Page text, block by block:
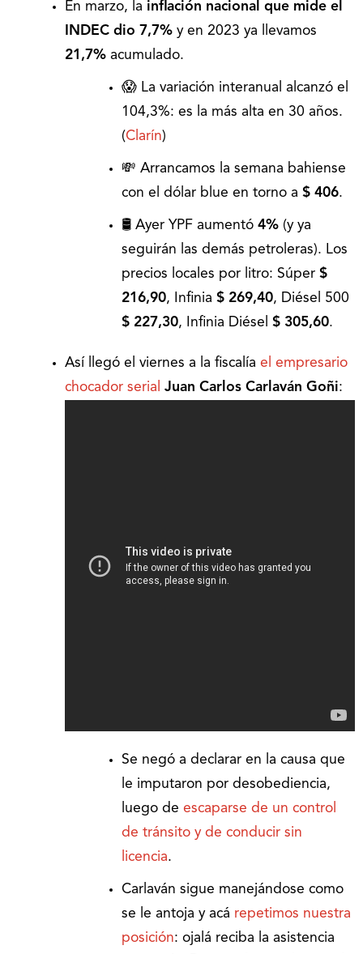
En marzo, la inflación nacional que mide el
INDEC dio 7,7% y en 2023 ya llevamos
21,7% acumulado.
😱 La variación interanual alcanzó el
104,3%: es la más alta en 30 años.
(Clarín)
💸 Arrancamos la semana bahiense
con el dólar blue en torno a $ 406.
🛢️ Ayer YPF aumentó 4% (y ya
seguirán las demás petroleras). Los
precios locales por litro: Súper $
216,90, Infinia $ 269,40, Diésel 500
$ 227,30, Infinia Diésel $ 305,60.
Así llegó el viernes a la fiscalía el empresario
chocador serial Juan Carlos Carlaván Goñi:
Se negó a declarar en la causa que
le imputaron por desobediencia,
luego de escaparse de un control
de tránsito y de conducir sin
licencia.
Carlaván sigue manejándose como
se le antoja y acá repetimos nuestra
posición: ojalá reciba la asistencia